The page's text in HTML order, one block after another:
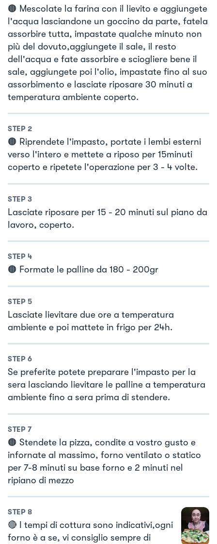
🟠 Mescolate la farina con il lievito e aggiungete
l'acqua lasciandone un goccino da parte, fatela
assorbire tutta, impastate qualche minuto non
più del dovuto,aggiungete il sale, il resto
dell'acqua e fate assorbire e sciogliere bene il
sale, aggiungete poi l'olio, impastate fino al suo
assorbimento e lasciate riposare 30 minuti a
temperatura ambiente coperto.
STEP 2
🟠 Riprendete l'impasto, portate i lembi esterni
verso l'intero e mettete a riposo per 15minuti
coperto e ripetete l'operazione per 3 - 4 volte.
STEP 3
Lasciate riposare per 15 - 20 minuti sul piano da
lavoro, coperto.
STEP 4
🟠 Formate le palline da 180 - 200gr
STEP 5
Lasciate lievitare due ore a temperatura
ambiente e poi mattete in frigo per 24h.
STEP 6
Se preferite potete preparare l'impasto per la
sera lasciando lievitare le palline a temperatura
ambiente fino a sera prima di stendere.
STEP 7
🟠 Stendete la pizza, condite a vostro gusto e
infornate al massimo, forno ventilato o statico
per 7-8 minuti su base forno e 2 minuti nel
ripiano di mezzo
STEP 8
🔴 I tempi di cottura sono indicativi,ogni
forno è a se, vi consiglio sempre di